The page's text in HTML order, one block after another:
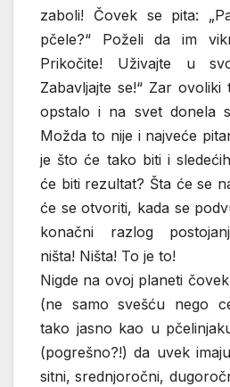
zaboli! Čovek se pita:
pčele?“ Poželi da im
Prikočite! Uživajte u
Zabavljajte se!“ Zar
opstalo i na svet donela
Možda to nije i najveće
je što će tako biti i
će biti rezultat? Šta će se
će se otvoriti, kada se
konačni razlog
ništa! Ništa! To je to!
Nigde na ovoj planeti
(ne samo svešću nego
tako jasno kao u
(pogrešno?!) da uvek
sitni, srednjoročni,